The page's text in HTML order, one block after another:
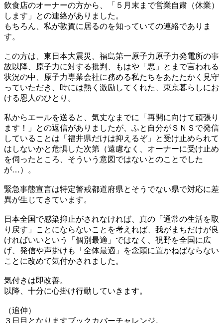
飲食店のオーナーの方から、「５月末まで営業自粛（休業）
します」との連絡がありました。
もちろん、私が敦賀に居るのを知っていての連絡でありま
す。
この方は、東日本大震災、福島第一原子力原子力発電所の事
故以降、原子力に対する批判、もはや「悪」とまで言われる
状況の中、原子力専業会社に務める私たちをあたたかく見守
っていただき、時には熱く激励してくれた、東京暮らしにお
ける恩人のひとり。
私からエールを送ると、気丈なまでに「再開に向けて頑張り
ます！」との返信がありましたが、ふと自分がＳＮＳで発信
していることは「福井県だけは抑えるぞ」と受け止められて
はしないかと危惧した次第（遠慮なく、オーナーに受け止め
を伺ったところ、そういう意図ではないとのことでした
が…）。
緊急事態宣言は特定警戒都道府県とそうでない県で対応に差
異が生じてきています。
日本全国で感染抑止がされなければ、真の「通常の生活を取
り戻す」ことにならないことを考えれば、我がまちだけが良
ければいいという「個別最適」ではなく、視野を全国に広
げ、発信や声掛けも「全体最適」を念頭に置かねばならない
ことに改めて気付かされました。
気付きは即改善。
以降、十分に心掛け行動していきます。
（追伸）
３日目となりますブックカバーチャレンジ。